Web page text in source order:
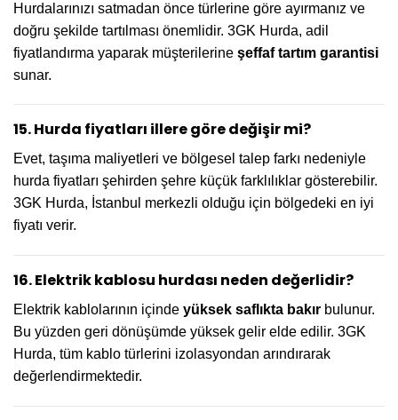
Hurdalarınızı satmadan önce türlerine göre ayırmanız ve
doğru şekilde tartılması önemlidir. 3GK Hurda, adil
fiyatlandırma yaparak müşterilerine şeffaf tartım garantisi
sunar.
15. Hurda fiyatları illere göre değişir mi?
Evet, taşıma maliyetleri ve bölgesel talep farkı nedeniyle
hurda fiyatları şehirden şehre küçük farklılıklar gösterebilir.
3GK Hurda, İstanbul merkezli olduğu için bölgedeki en iyi
fiyatı verir.
16. Elektrik kablosu hurdası neden değerlidir?
Elektrik kablolarının içinde yüksek saflıkta bakır bulunur.
Bu yüzden geri dönüşümde yüksek gelir elde edilir. 3GK
Hurda, tüm kablo türlerini izolasyondan arındırarak
değerlendirmektedir.